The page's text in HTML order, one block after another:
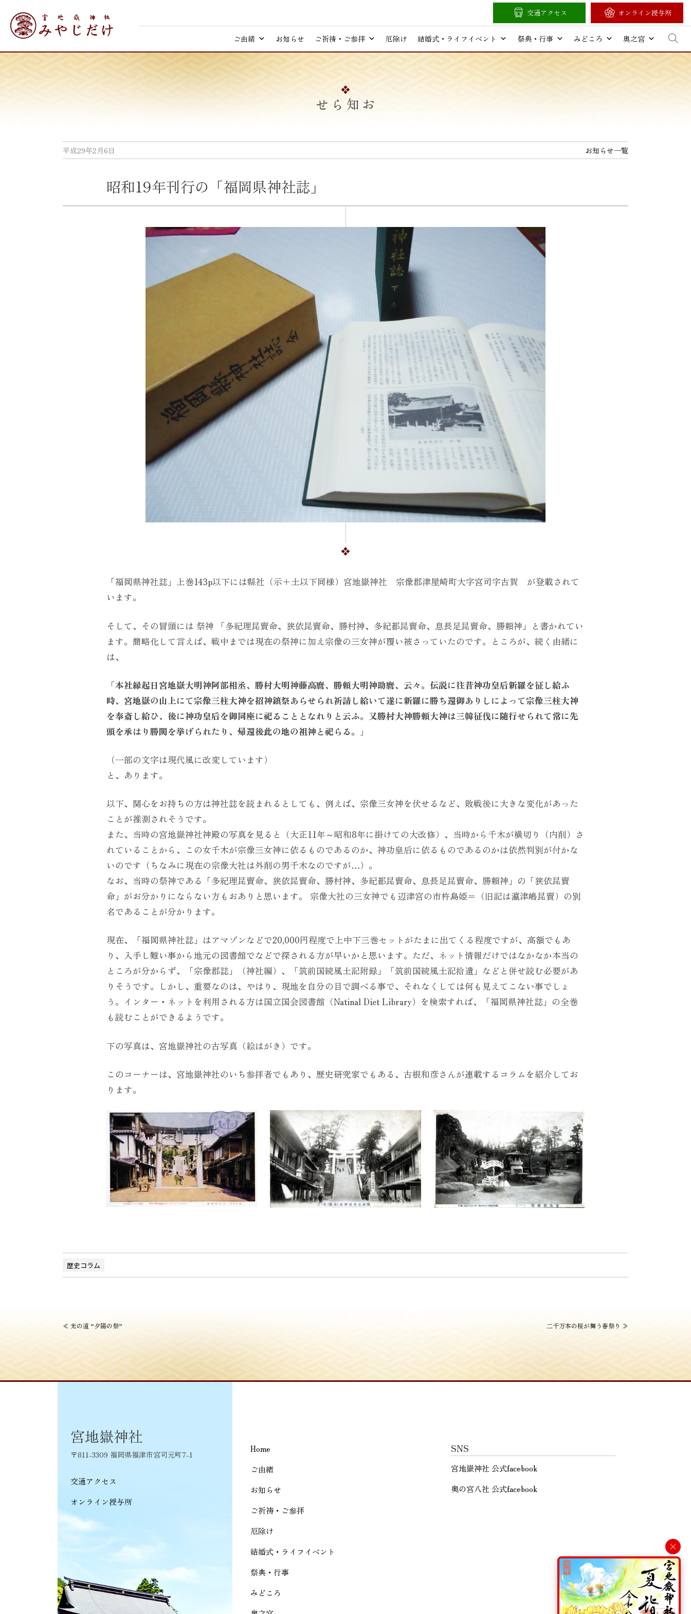
content
ご由緒 お知らせ ご祈祷・ご参拝 厄除け 結婚式・ライフイベント 祭典・行事 みどころ 奥之宮
交通アクセス オンライン授与所
お知らせ
平成29年2月6日 お知らせ一覧
昭和19年刊行の「福岡県神社誌」
「福岡県神社誌」上巻143p以下には縣社（示＋土以下同様）宮地嶽神社 宗像郡津屋崎町大字宮司字古賀 が登載されて
います。
そして、その冒頭には 祭神 「多紀理昆賣命、狭依昆賣命、勝村神、多紀都昆賣命、息長足昆賣命、勝頼神」と書かれてい
ます。簡略化して言えば、戦中までは現在の祭神に加え宗像の三女神が覆い被さっていたのです。ところが、続く由緒に
は、
「本社縁起日宮地嶽大明神阿部相丞、勝村大明神藤高麿、勝頼大明神助麿、云々。伝説に往昔神功皇后新羅を征し給ふ
時、宮地嶽の山上にて宗像三柱大神を招神鎮祭あらせられ祈請し給いて遂に新羅に勝ち還御ありしによって宗像三柱大神
を奉斎し給ひ、後に神功皇后を御同座に祀ることとなれりと云ふ。又勝村大神勝頼大神は三韓征伐に随行せられて常に先
頭を承はり勝閧を挙げられたり、帰還後此の地の祖神と祀らる。」
（一部の文字は現代風に改変しています）
と、あります。
以下、関心をお持ちの方は神社誌を読まれるとしても、例えば、宗像三女神を伏せるなど、敗戦後に大きな変化があった
ことが推測されそうです。
また、当時の宮地嶽神社神殿の写真を見ると（大正11年～昭和8年に掛けての大改修）、当時から千木が横切り（内削）さ
れていることから、この女千木が宗像三女神に依るものであるのか、神功皇后に依るものであるのかは依然判別が付かな
いのです（ちなみに現在の宗像大社は外削の男千木なのですが…）。
なお、当時の祭神である「多紀理昆賣命、狭依昆賣命、勝村神、多紀都昆賣命、息長足昆賣命、勝頼神」の「狭依昆賣
命」がお分かりにならない方もおありと思います。 宗像大社の三女神でも辺津宮の市杵島姫＝（旧記は瀛津嶋昆賣）の別
名であることが分かります。
現在、「福岡県神社誌」はアマゾンなどで20,000円程度で上中下三巻セットがたまに出てくる程度ですが、高額でもあ
り、入手し難い事から地元の図書館でなどで探される方が早いかと思います。ただ、ネット情報だけではなかなか本当の
ところが分からず、「宗像郡誌」（神社編）、「筑前国続風土記附録」「筑前国続風土記拾遺」などと併せ読む必要があ
りそうです。しかし、重要なのは、やはり、現地を自分の目で調べる事で、それなくしては何も見えてこない事でしょ
う。インター・ネットを利用される方は国立国会図書館（Natinal Diet Library）を検索すれば、「福岡県神社誌」の全巻
も読むことができるようです。
下の写真は、宮地嶽神社の古写真（絵はがき）です。
このコーナーは、宮地嶽神社のいち参拝者でもあり、歴史研究家でもある、古根和彦さんが連載するコラムを紹介してお
ります。
歴史コラム
投
ナ
ビ
シ
ョ
ン
≪ 光の道 “夕陽の祭” 二千万本の桜が舞う春祭り ≫
Home
ご由緒
お知らせ
ご祈祷・ご参拝
厄除け
結婚式・ライフイベント
祭典・行事
みどころ
SNS
宮地嶽神社 公式facebook
奥の宮八社 公式facebook
宮地嶽神社
〒811-3309 福岡県福津市宮司元町7-1
交通アクセス
オンライン授与所
×